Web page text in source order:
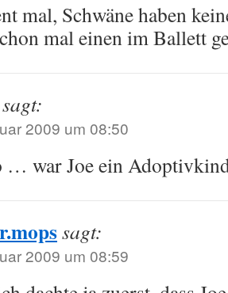
mal, Schwäne haben
mal einen im Ballett
sagt:
2009 um 08:50
… war Joe ein
sagt:
2009 um 08:59